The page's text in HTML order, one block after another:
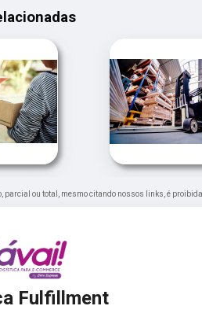
parcial ou total, mesmo citando nossos links, é
Fulfillment